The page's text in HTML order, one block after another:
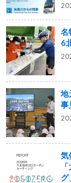
名
6
地
事
気
グ